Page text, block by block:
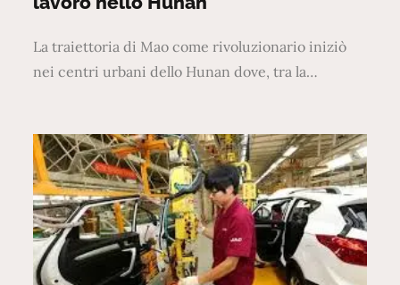
La traiettoria di Mao come rivoluzionario iniziò
nei centri urbani dello Hunan dove, tra la…